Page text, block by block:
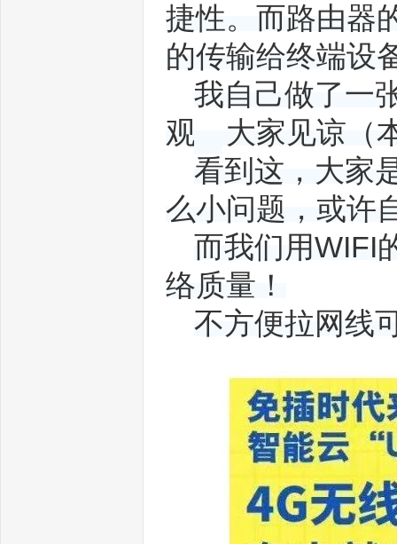
捷性。而路由器
的传输给终端设
我自己做了一
观，大家见谅（
看到这，大家
么小问题，或许
而我们用WIFI
络质量！
不方便拉网线